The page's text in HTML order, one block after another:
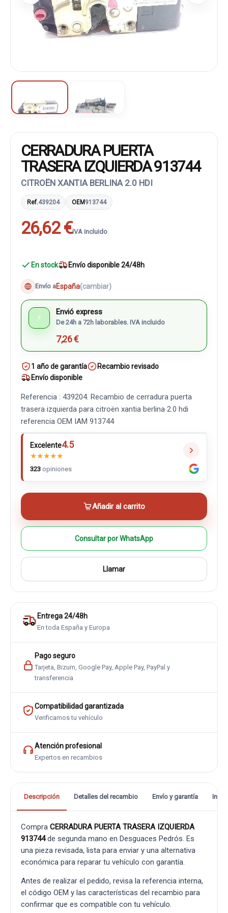
CERRADURA PUERTA
TRASERA IZQUIERDA 913744
CITROËN XANTIA BERLINA 2.0 HDI
Ref.439204 OEM913744
26,62 €IVA incluido
En stock Envío disponible 24/48h
Envío aEspaña(cambiar)
⚡
Envió express
De 24h a 72h laborables. IVA incluido
7,26 €
1 año de garantía
Recambio revisado
Envío disponible
Referencia : 439204. Recambio de cerradura puerta
trasera izquierda para citroën xantia berlina 2.0 hdi
referencia OEM IAM 913744
Excelente4.5
★★★★★
323 opiniones
Añadir al carrito
Consultar por WhatsApp
Llamar
Entrega 24/48h
En toda España y Europa
Pago seguro
Tarjeta, Bizum, Google Pay, Apple Pay, PayPal y
transferencia
Compatibilidad garantizada
Verificamos tu vehículo
Atención profesional
Expertos en recambios
Descripción Detalles del recambio Envío y garantía
Compra CERRADURA PUERTA TRASERA IZQUIERDA
913744de segunda mano en Desguaces Pedrós. Es
una pieza revisada, lista para enviar y una alternativa
económica para reparar tu vehículo con garantía.
Antes de realizar el pedido, revisa la referencia interna,
el código OEM y las características del recambio para
confirmar que es compatible con tu vehículo.